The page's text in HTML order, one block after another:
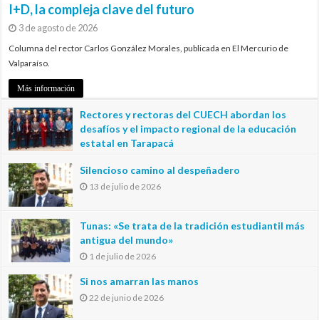
I+D, la compleja clave del futuro
3 de agosto de 2026
Columna del rector Carlos González Morales, publicada en El Mercurio de
Valparaíso.
Más información
Rectores y rectoras del CUECH abordan los
desafíos y el impacto regional de la educación
estatal en Tarapacá
Silencioso camino al despeñadero
13 de julio de 2026
Tunas: «Se trata de la tradición estudiantil más
antigua del mundo»
1 de julio de 2026
Si nos amarran las manos
22 de junio de 2026